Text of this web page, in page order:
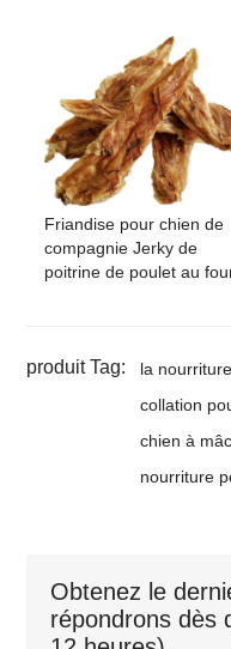
Friandise pour chien de
compagnie Jerky de
poitrine de poulet au
produit Tag:
la
collation
chien à
nourriture
Obtenez le
répondrons dès